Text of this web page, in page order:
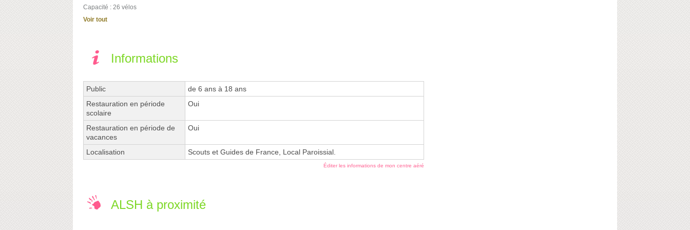
Capacité : 26 vélos
Voir tout
Informations
Public
de 6 ans à 18 ans
Restauration en période
scolaire
Oui
Restauration en période de
vacances
Oui
Localisation Scouts et Guides de France, Local Paroissial.
Éditer les informations de mon centre aéré
ALSH à proximité